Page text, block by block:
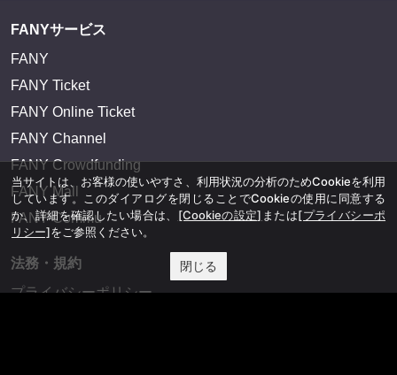
FANYサービス
FANY
FANY Ticket
FANY Online Ticket
FANY Channel
FANY Crowdfunding
FANY Mall
FANY Commu
法務・規約
プライバシーポリシー
当サイトは、お客様の使いやすさ、利用状況の分析のためCookieを利用
しています。このダイアログを閉じることでCookieの使用に同意する
か、詳細を確認したい場合は、 [Cookieの設定] または[プライバシーポ
リシー]をご参照ください。
閉じる